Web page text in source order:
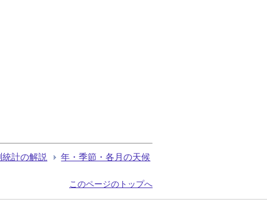
計の解説 年・季節・各月の天候
このページのトップへ